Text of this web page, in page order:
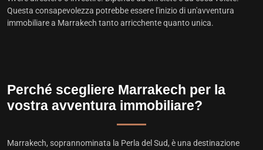
Questa consapevolezza potrebbe essere l'inizio di un'avventura
immobiliare a Marrakech tanto arricchente quanto unica.
Perché scegliere Marrakech per la
vostra avventura immobiliare?
Marrakech, soprannominata la Perla del Sud, è una destinazione